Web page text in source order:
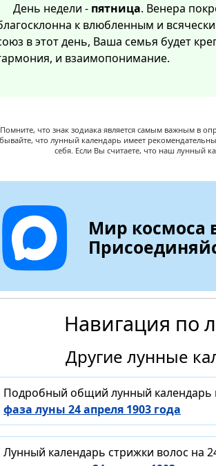
День недели - пятница. Венера
к влюбленным и
в этот день, Ваша семья будет
и взаимопонимание.
Помните, что знак зодиака является самым важным в
что лунный календарь имеет
себя. Если Вы считаете, что наш лунный
Мир космоса
Навигация по
Другие лунные
Подробный общий лунный календарь
фаза луны 24 апреля 1903 года
Лунный календарь стрижки волос на